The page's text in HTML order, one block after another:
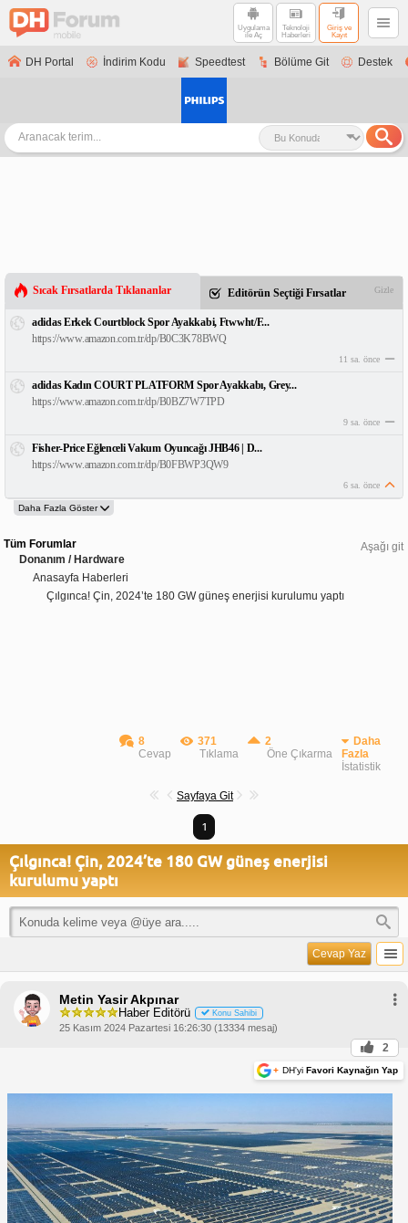
Uygulama
ile Aç
Teknoloji
Haberleri
Giriş ve
Kayıt
DH Portal İndirim Kodu Speedtest Bölüme Git Destek
Sıcak Fırsatlarda Tıklananlar Editörün Seçtiği Fırsatlar Gizle
adidas Erkek Courtblock Spor Ayakkabi, Ftwwht/F...
https://www.amazon.com.tr/dp/B0C3K78BWQ
11 sa. önce
adidas Kadın COURT PLATFORM Spor Ayakkabı, Grey...
https://www.amazon.com.tr/dp/B0BZ7W7TPD
9 sa. önce
Fisher-Price Eğlenceli Vakum Oyuncağı JHB46 | D...
https://www.amazon.com.tr/dp/B0FBWP3QW9
6 sa. önce
Aşağı git
Tüm Forumlar
Donanım / Hardware
Anasayfa Haberleri
Çılgınca! Çin, 2024’te 180 GW güneş enerjisi kurulumu yaptı
8
Cevap
371
Tıklama
2
Öne Çıkarma
Daha
Fazla
İstatistik
Sayfaya Git
1
Çılgınca! Çin, 2024’te 180 GW güneş enerjisi
kurulumu yaptı
Cevap Yaz
Metin Yasir Akpınar
Haber Editörü Konu Sahibi
25 Kasım 2024 Pazartesi 16:26:30 (13334 mesaj)
2
+ DH'yi Favori Kaynağın Yap